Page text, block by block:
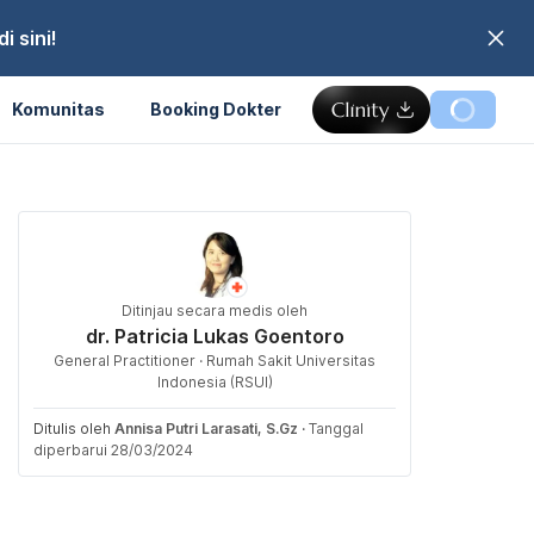
sini!
Komunitas Booking Dokter
Ditinjau secara medis oleh
dr. Patricia Lukas Goentoro
General Practitioner · Rumah Sakit Universitas
Indonesia (RSUI)
Ditulis oleh Annisa Putri Larasati, S.Gz · Tanggal
diperbarui 28/03/2024